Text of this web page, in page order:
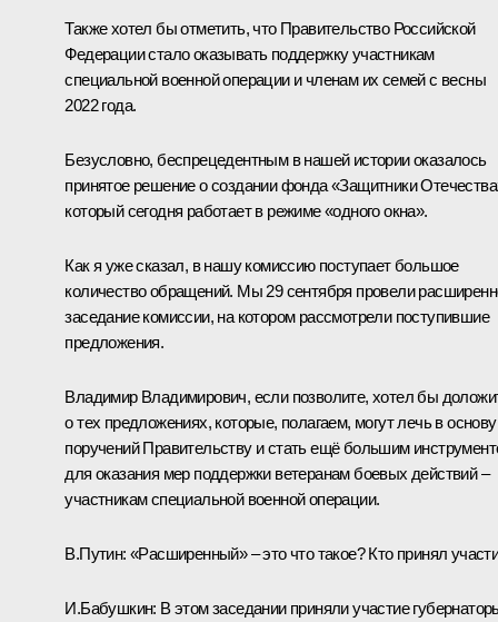
Также хотел бы отметить, что Правительство Российской
Федерации стало оказывать поддержку участникам
специальной военной операции и членам их семей с весны
2022 года.
Безусловно, беспрецедентным в нашей истории оказалось
принятое решение о создании фонда «Защитники
который сегодня работает в режиме «одного окна».
Как я уже сказал, в нашу комиссию поступает большое
количество обращений. Мы 29 сентября провели
заседание комиссии, на котором рассмотрели поступившие
предложения.
Владимир Владимирович, если позволите, хотел бы
о тех предложениях, которые, полагаем, могут лечь в основу
поручений Правительству и стать ещё большим
для оказания мер поддержки ветеранам боевых действий –
участникам специальной военной операции.
В.Путин: «Расширенный» – это что такое? Кто принял
И.Бабушкин: В этом заседании приняли участие